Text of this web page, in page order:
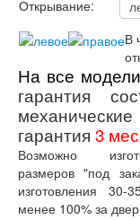
Открывание:
В
На все
гарантия
гарантия 3
Возможно
размеров "под
изготовления
менее 100% за